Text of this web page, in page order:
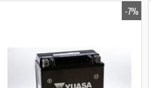
-7%